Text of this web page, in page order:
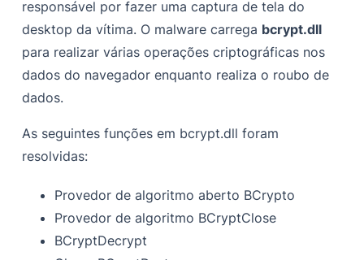
responsável por fazer uma captura de tela do
desktop da vítima. O malware carrega bcrypt.dll
para realizar várias operações criptográficas nos
dados do navegador enquanto realiza o roubo de
dados.
As seguintes funções em bcrypt.dll foram
resolvidas:
Provedor de algoritmo aberto BCrypto
Provedor de algoritmo BCryptClose
BCryptDecrypt